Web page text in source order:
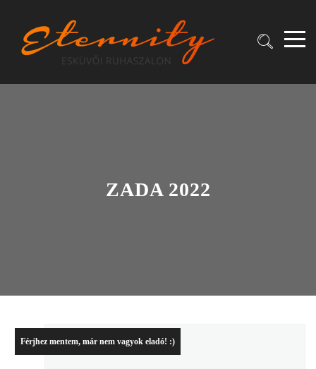
ZADA 2022
Férjhez mentem, már nem vagyok eladó! :)